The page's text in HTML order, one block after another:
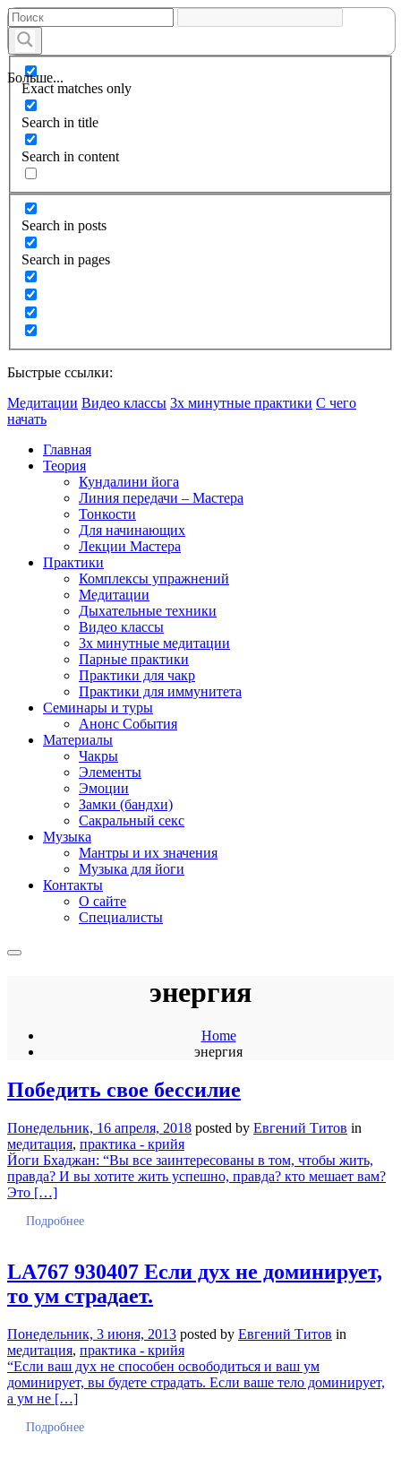
Больше...
Exact matches only
Search in title
Search in content
Search in posts
Search in pages
Быстрые ссылки:
Медитации Видео классы 3х минутные практики С чего
начать
Главная
Теория
Кундалини йога
Линия передачи – Мастера
Тонкости
Для начинающих
Лекции Мастера
Практики
Комплексы упражнений
Медитации
Дыхательные техники
Видео классы
3х минутные медитации
Парные практики
Практики для чакр
Практики для иммунитета
Семинары и туры
Анонс События
Материалы
Чакры
Элементы
Эмоции
Замки (бандхи)
Сакральный секс
Музыка
Мантры и их значения
Музыка для йоги
Контакты
О сайте
Специалисты
энергия
Home
энергия
Победить свое бессилие
Понедельник, 16 апреля, 2018 posted by Евгений Титов in
медитация, практика - крийя
Йоги Бхаджан: “Вы все заинтересованы в том, чтобы жить,
правда? И вы хотите жить успешно, правда? кто мешает вам?
Это […]
Подробнее
LA767 930407 Если дух не доминирует,
то ум страдает.
Понедельник, 3 июня, 2013 posted by Евгений Титов in
медитация, практика - крийя
“Если ваш дух не способен освободиться и ваш ум
доминирует, вы будете страдать. Если ваше тело доминирует,
а ум не […]
Подробнее